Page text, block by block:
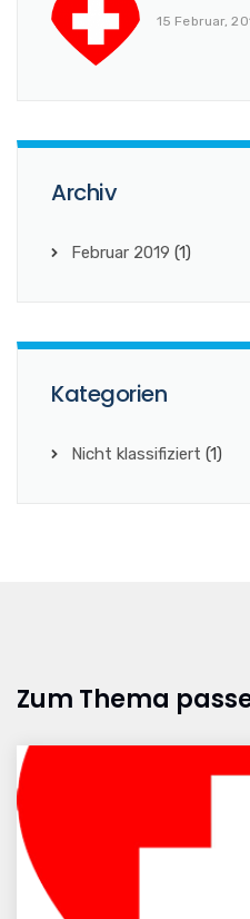
15 Februar,
Archiv
Februar 2019 (1)
Kategorien
Nicht klassifiziert (1)
Zum Thema